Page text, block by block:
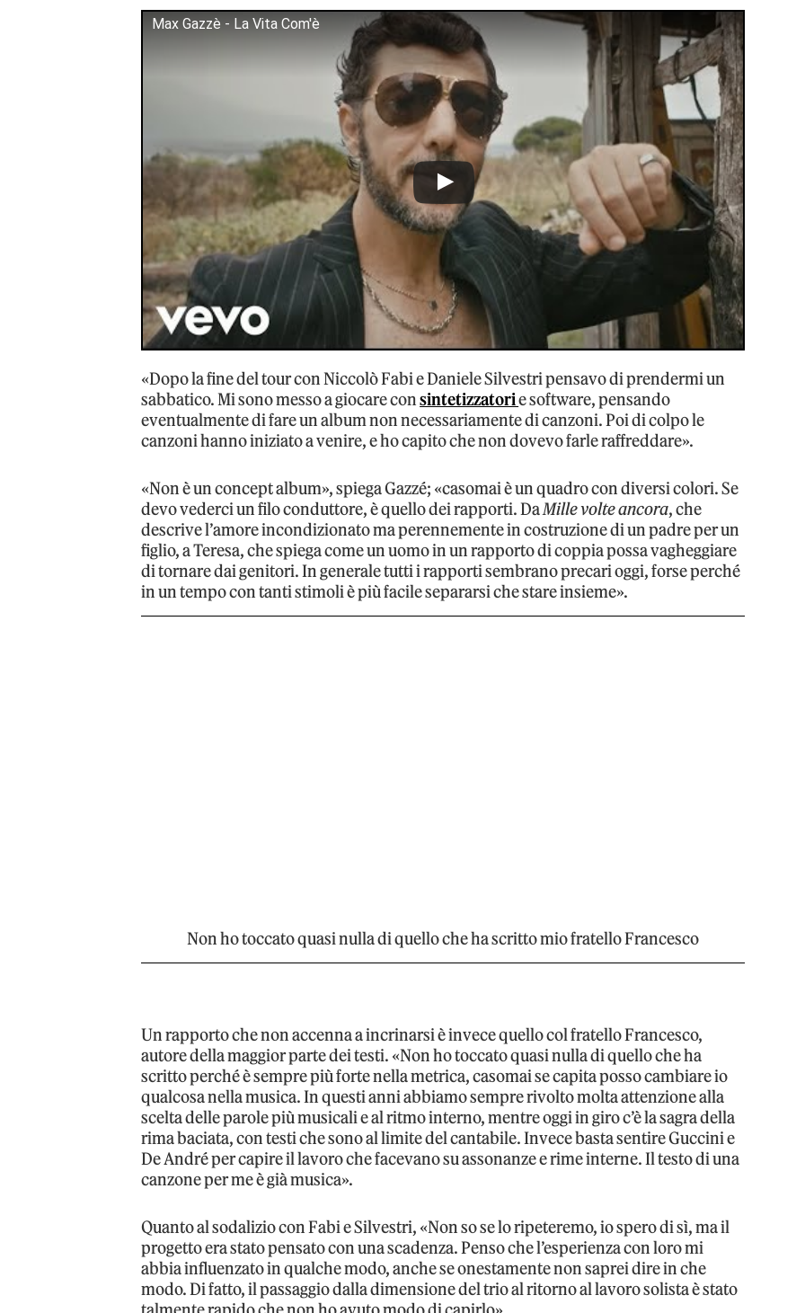
Max Gazzè - La Vita Com'è
«Dopo la fine del tour con Niccolò Fabi e Daniele Silvestri pensavo di prendermi un
sabbatico. Mi sono messo a giocare consintetizzatorie software, pensando
eventualmente di fare un album non necessariamente di canzoni. Poi di colpo le
canzoni hanno iniziato a venire, e ho capito che non dovevo farle raffreddare».
«Non è un concept album», spiega Gazzé; «casomai è un quadro con diversi colori. Se
devo vederci un filo conduttore, è quello dei rapporti. DaMille volte ancora, che
descrive l’amore incondizionato ma perennemente in costruzione di un padre per un
figlio, a Teresa, che spiega come un uomo in un rapporto di coppia possa vagheggiare
di tornare dai genitori. In generale tutti i rapporti sembrano precari oggi, forse perché
in un tempo con tanti stimoli è più facile separarsi che stare insieme».
Non ho toccato quasi nulla di quello che ha scritto mio fratello Francesco
Un rapporto che non accenna a incrinarsi è invece quello col fratello Francesco,
autore della maggior parte dei testi. «Non ho toccato quasi nulla di quello che ha
scritto perché è sempre più forte nella metrica, casomai se capita posso cambiare io
qualcosa nella musica. In questi anni abbiamo sempre rivolto molta attenzione alla
scelta delle parole più musicali e al ritmo interno, mentre oggi in giro c’è la sagra della
rima baciata, con testi che sono al limite del cantabile. Invece basta sentire Guccini e
De André per capire il lavoro che facevano su assonanze e rime interne. Il testo di una
canzone per me è già musica».
Quanto al sodalizio con Fabi e Silvestri, «Non so se lo ripeteremo, io spero di sì, ma il
progetto era stato pensato con una scadenza. Penso che l’esperienza con loro mi
abbia influenzato in qualche modo, anche se onestamente non saprei dire in che
modo. Di fatto, il passaggio dalla dimensione del trio al ritorno al lavoro solista è stato